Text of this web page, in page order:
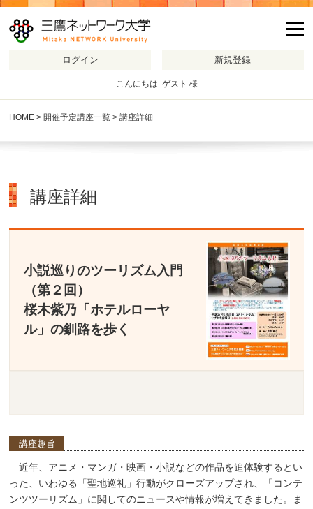
こんにちは ゲスト 様
HOME > 開催予定講座一覧 > 講座詳細
講座詳細
小説巡りのツーリズム入門
（第２回）
桜木紫乃「ホテルローヤ
ル」の釧路を歩く
講座趣旨
近年、アニメ・マンガ・映画・小説などの作品を追体験するとい
った、いわゆる「聖地巡礼」行動がクローズアップされ、「コンテ
ンツツーリズム」に関してのニュースや情報が増えてきました。ま